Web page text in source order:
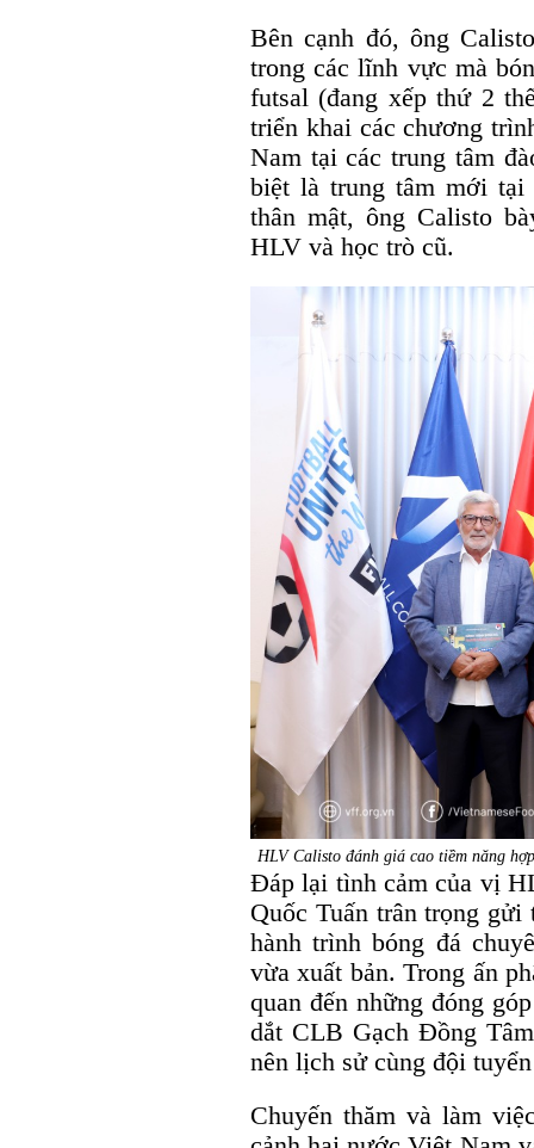
Bên cạnh đó, ông
trong các lĩnh vực mà
futsal (đang xếp thứ 2
triển khai các chương
Nam tại các trung tâm
biệt là trung tâm mới
thân mật, ông Calisto
HLV và học trò cũ.
HLV Calisto đánh giá cao tiềm năng
Đáp lại tình cảm của vị
Quốc Tuấn trân trọng gửi
hành trình bóng đá
vừa xuất bản. Trong ấn
quan đến những đóng
dắt CLB Gạch Đồng
nên lịch sử cùng đội
Chuyến thăm và làm